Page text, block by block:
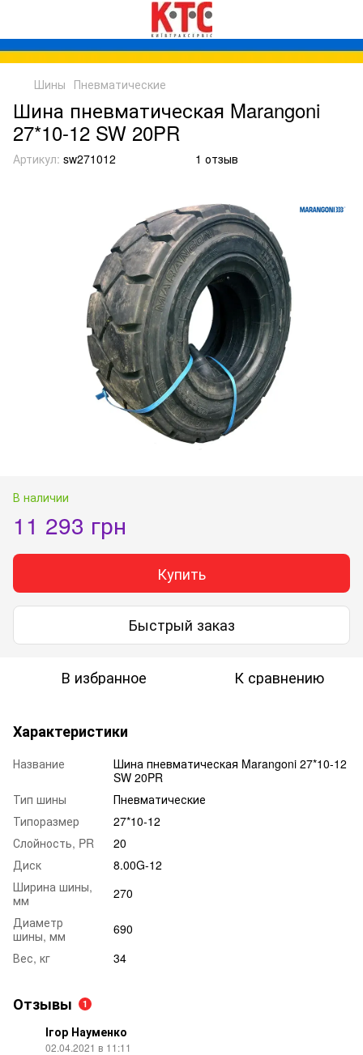
Шины Пневматические
Шина пневматическая Marangoni
27*10-12 SW 20PR
Артикул: sw271012 1 отзыв
В наличии
11 293 грн
Купить
Быстрый заказ
В избранное К сравнению
Характеристики
Название
Шина пневматическая Marangoni 27*10-12
SW 20PR
Тип шины
Пневматические
Типоразмер
27*10-12
Слойность, PR
20
Диск
8.00G-12
Ширина шины,
мм
270
Диаметр
шины, мм
690
Вес, кг
34
Отзывы 1
Ігор Науменко
02.04.2021 в 11:11